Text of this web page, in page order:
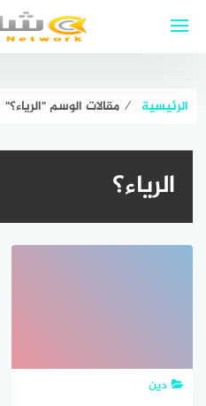
الرئيسية ⁄ مقالات الوسم "الرياء؟"
الرياء؟
دين